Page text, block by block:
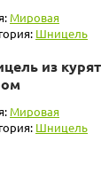
Мировая
Шницель
из
Мировая
Шницель